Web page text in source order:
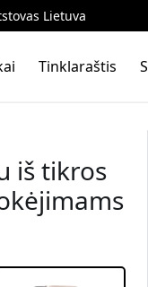
Lietuva
Tinklaraštis
iš tikros